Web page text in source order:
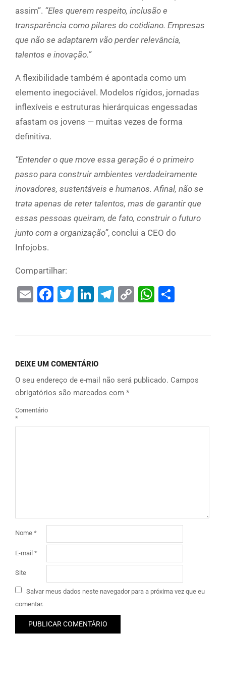
assim”. “Eles querem respeito, inclusão e
transparência como pilares do cotidiano. Empresas
que não se adaptarem vão perder relevância,
talentos e inovação.”
A flexibilidade também é apontada como um
elemento inegociável. Modelos rígidos, jornadas
inflexíveis e estruturas hierárquicas engessadas
afastam os jovens — muitas vezes de forma
definitiva.
“Entender o que move essa geração é o primeiro
passo para construir ambientes verdadeiramente
inovadores, sustentáveis e humanos. Afinal, não se
trata apenas de reter talentos, mas de garantir que
essas pessoas queiram, de fato, construir o futuro
junto com a organização”, conclui a CEO do
Infojobs.
Compartilhar:
EmailFacebook
Twitter
LinkedIn
Telegram
Copy
DEIXE UM COMENTÁRIO
O seu endereço de e-mail não será publicado. Campos
obrigatórios são marcados com *
Comentário
*
Nome *
E-mail *
Site
Salvar meus dados neste navegador para a próxima vez que eu
comentar.